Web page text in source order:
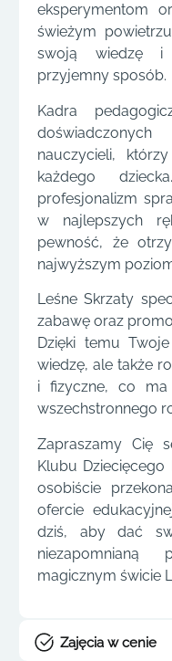
eksperymentom
świeżym
swoją wiedzę i
przyjemny sposób.
Kadra
nauczycieli,
każdego
profesjonalizm
w najlepszych
pewność, że
najwyższym
Leśne Skrzaty
zabawę oraz
Dzięki temu
wiedzę, ale także
i fizyczne, co ma
wszechstronnego
Zapraszamy Cię
Klubu Dziecięcego
osobiście
ofercie
dziś, aby dać
magicznym świcie
Zajęcia w cenie